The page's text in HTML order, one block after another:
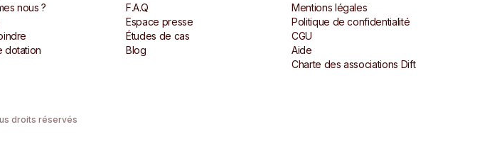
nous ?
dotation
F.A.Q
Espace presse
Études de cas
Blog
Mentions légales
Politique de confidentialité
CGU
Aide
Charte des associations Dift
droits réservés